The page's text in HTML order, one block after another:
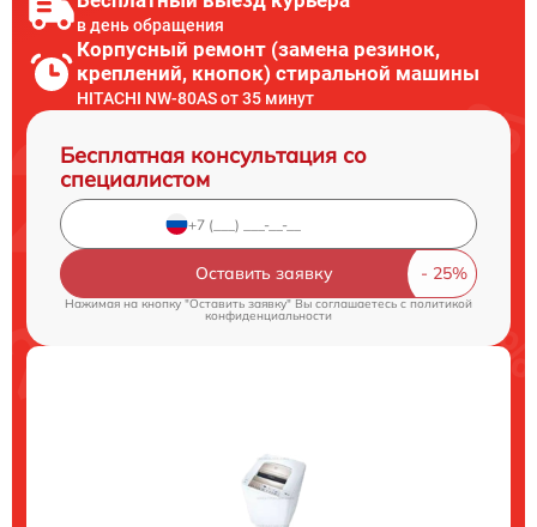
в день обращения
Корпусный ремонт (замена резинок,
креплений, кнопок) стиральной машины
HITACHI NW-80AS от 35 минут
Бесплатная консультация со
специалистом
Оставить заявку
Нажимая на кнопку "Оставить заявку" Вы соглашаетесь cполитикой
конфиденциальности